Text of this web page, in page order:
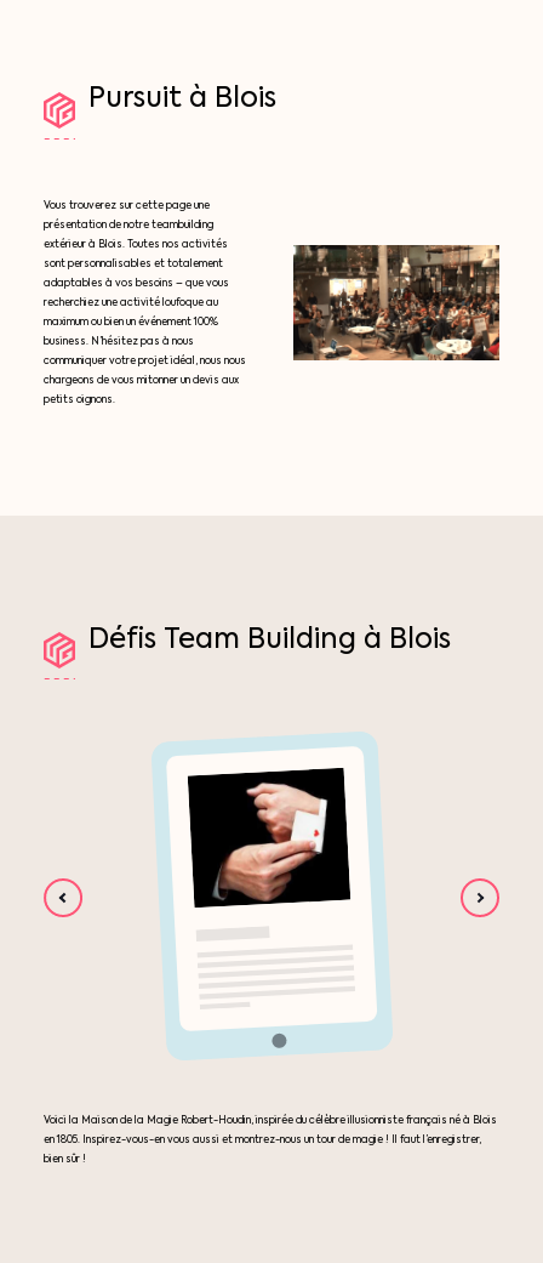
Pursuit à Blois
Vous trouverez sur cette page une
présentation de notre teambuilding
extérieur à Blois. Toutes nos activités
sont personnalisables et totalement
adaptables à vos besoins – que vous
recherchiez une activité loufoque au
maximum ou bien un événement 100%
business. N’hésitez pas à nous
communiquer votre projet idéal, nous nous
chargeons de vous mitonner un devis aux
petits oignons.
Défis Team Building à Blois
Voici la Maison de la Magie Robert-Houdin, inspirée du célèbre illusionniste français né à Blois
en 1805. Inspirez-vous-en vous aussi et montrez-nous un tour de magie ! Il faut l’enregistrer,
bien sûr !